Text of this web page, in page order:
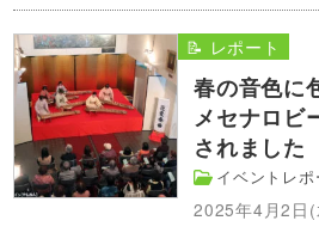
春の音色
メセナロビ
されました
イベントレポ
2025年4月2日(
📝 レポート